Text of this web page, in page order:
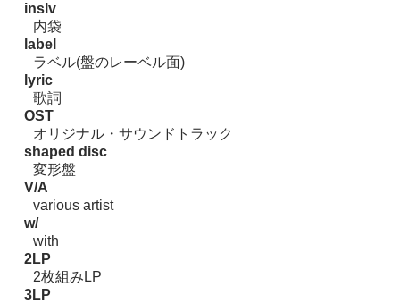
inslv
内袋
label
ラベル(盤のレーベル面)
lyric
歌詞
OST
オリジナル・サウンドトラック
shaped disc
変形盤
V/A
various artist
w/
with
2LP
2枚組みLP
3LP